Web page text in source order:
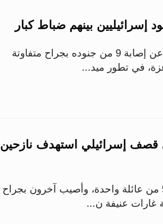
أعلن الجيش الإسرائيلي، اليوم السبت، عن إصابة 9 من جنوده بجراح متفاوتة
في تطور ميد...
في قصف إسرائيلي استهدف نازحين
استشهد 7 مواطنين فلسطينيين، بينهم 5 من عائلة واحدة، وأصيب آخرون بجراح
غارات عنيفة ن...